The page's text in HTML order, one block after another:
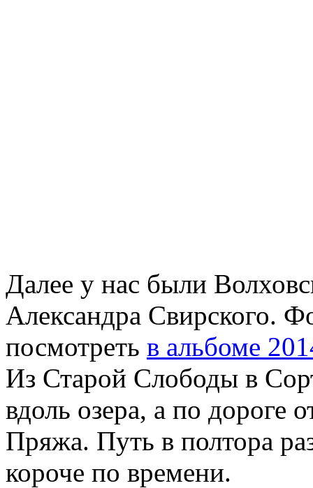
Далее у нас были
Александра Свирского.
посмотреть в альбоме
Из Старой Слободы в
вдоль озера, а по дороге
Пряжа. Путь в полтора
короче по времени.